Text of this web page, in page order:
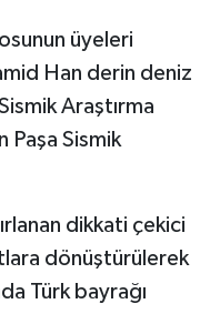
üyeleri
Han derin deniz
Araştırma
Sismik
dikkati çekici
dönüştürülerek
Türk bayrağı